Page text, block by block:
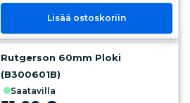
Lisää ostoskoriin
Rutgerson 60mm Ploki
(B300601B)
saatavilla